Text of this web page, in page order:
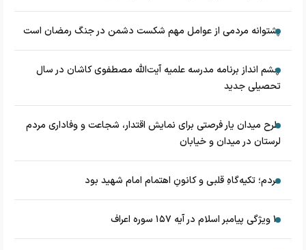
پشتوانه مردمی از عوامل مهم شکست دشمن در جنگ رمضان است
چشم‌ انداز برنامه مدرسه علمیه آیت‌الله مصطفوی کاشان در سال
تحصیلی جدید
طرح میدان یار فرصتی برای نمایش اقتدار، شجاعت و وفاداری مردم
لرستان در میدان و خیابان
مردم؛ تکیه‌گاهِ قلبی و کانونِ اهتمام امام شهید بود
۱۰ ویژگی پیامبر اسلام در آیه ۱۵۷ سوره اعراف